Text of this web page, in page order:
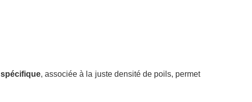
, associée à la juste densité de poils, permet